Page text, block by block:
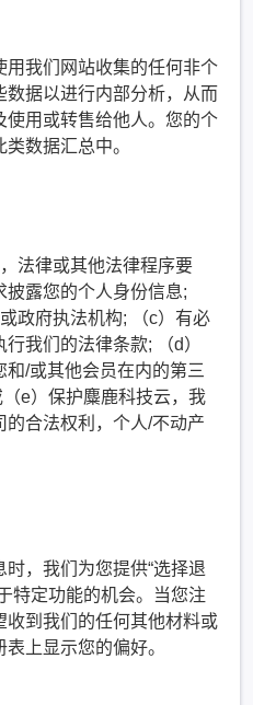
我们网站收集的任何非个
数据以进行内部分析，从而
使用或转售给他人。您的个
数据汇总中。
法律或其他法律程序要
披露您的个人身份信息;
政府执法机构; （c）有必
我们的法律条款; （d）
/或其他会员在内的第三
e）保护麋鹿科技云，我
合法权利，个人/不动产
，我们为您提供“选择退
特定功能的机会。当您注
到我们的任何其他材料或
上显示您的偏好。